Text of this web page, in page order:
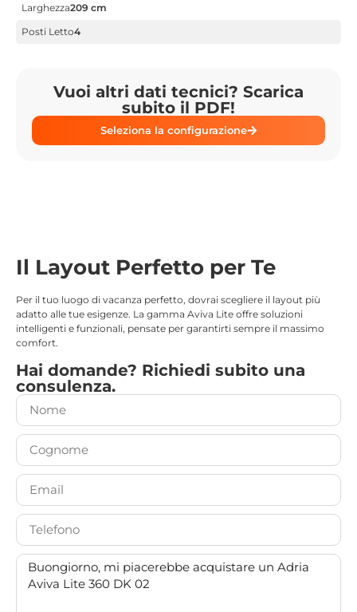
Larghezza209 cm
Posti Letto4
Vuoi altri dati tecnici? Scarica
subito il PDF!
Seleziona la configurazione
Il Layout Perfetto per Te
Per il tuo luogo di vacanza perfetto, dovrai scegliere il layout più
adatto alle tue esigenze. La gamma Aviva Lite offre soluzioni
intelligenti e funzionali, pensate per garantirti sempre il massimo
comfort.
Hai domande? Richiedi subito una
consulenza.